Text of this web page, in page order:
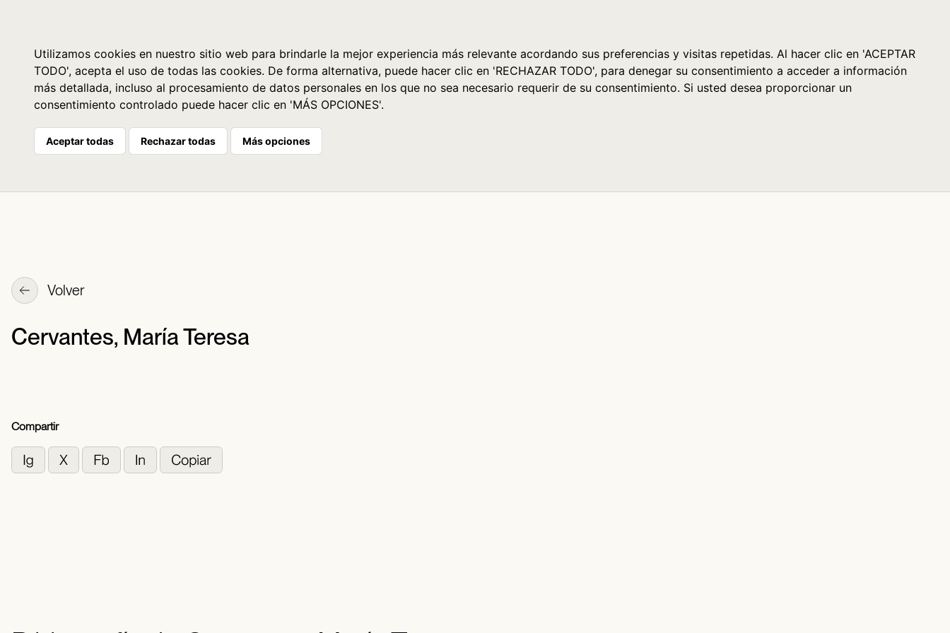
Utilizamos cookies en nuestro sitio web para brindarle la mejor experiencia más relevante acordando sus preferencias y visitas repetidas. Al hacer clic en 'ACEPTAR
TODO', acepta el uso de todas las cookies. De forma alternativa, puede hacer clic en 'RECHAZAR TODO', para denegar su consentimiento a acceder a información
más detallada, incluso al procesamiento de datos personales en los que no sea necesario requerir de su consentimiento. Si usted desea proporcionar un
consentimiento controlado puede hacer clic en 'MÁS OPCIONES'.
Aceptar todas Rechazar todas Más opciones
Volver
Cervantes, María Teresa
Compartir